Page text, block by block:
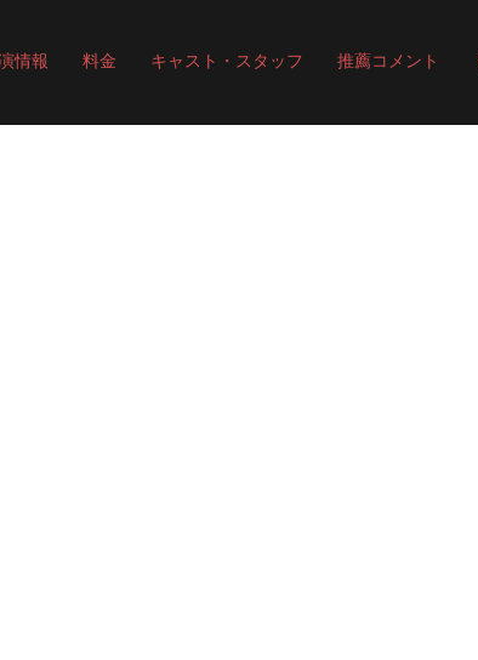
情報 料金 キャスト・スタッフ 推薦コメント